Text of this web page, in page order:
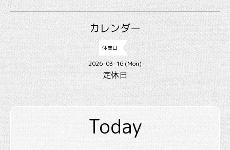
カレンダー
休業日
2026-03-16 (Mon)
定休日
Today